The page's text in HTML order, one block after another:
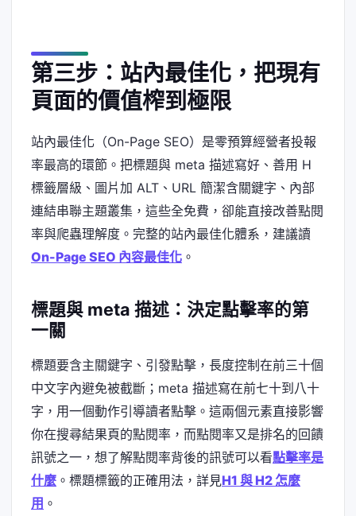
第三步：站內最佳化，把現有
頁面的價值榨到極限
站內最佳化（On-Page SEO）是零預算經營者投報
率最高的環節。把標題與 meta 描述寫好、善用 H
標籤層級、圖片加 ALT、URL 簡潔含關鍵字、內部
連結串聯主題叢集，這些全免費，卻能直接改善點閱
率與爬蟲理解度。完整的站內最佳化體系，建議讀
On-Page SEO 內容最佳化 。
標題與 meta 描述：決定點擊率的第
一關
標題要含主關鍵字、引發點擊，長度控制在前三十個
中文字內避免被截斷；meta 描述寫在前七十到八十
字，用一個動作引導讀者點擊。這兩個元素直接影響
你在搜尋結果頁的點閱率，而點閱率又是排名的回饋
訊號之一，想了解點閱率背後的訊號可以看點擊率是
什麼 。標題標籤的正確用法，詳見H1 與 H2 怎麼
用 。